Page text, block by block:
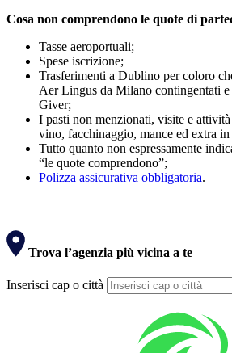
Cosa non comprendono le quote di
Tasse aeroportuali;
Spese iscrizione;
Trasferimenti a Dublino per coloro
Aer Lingus da Milano contingentati e
Giver;
I pasti non menzionati, visite e
vino, facchinaggio, mance ed extra in
Tutto quanto non espressamente
“le quote comprendono”;
Polizza assicurativa obbligatoria.
Trova l’agenzia più vicina a te
Inserisci cap o città